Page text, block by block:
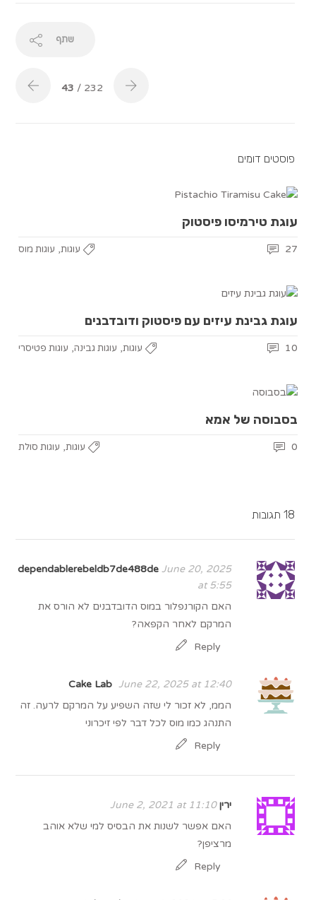
שתף
43 / 232
פוסטים דומים
עוגת טירמיסו פיסטוק
עוגות, עוגות מוס 27
עוגת גבינת עיזים עם פיסטוק ודובדבנים
עוגות, עוגות גבינה, עוגות פטיסרי 10
בסבוסה של אמא
עוגות, עוגות סולת 0
18 תגובות
dependablerebeldb7de488de June 20, 2025
at 5:55
האם הקורנפלור במוס הדובדבנים לא הורס את
המרקם לאחר הקפאה?
Reply
Cake Lab June 22, 2025 at 12:40
הממ, לא זכור לי שזה השפיע על המרקם לרעה. זה
התנהג כמו מוס לכל דבר לפי זיכרוני
Reply
ירין June 2, 2021 at 11:10
האם אפשר לשנות את הבסיס למי שלא אוהב
מרציפן?
Reply